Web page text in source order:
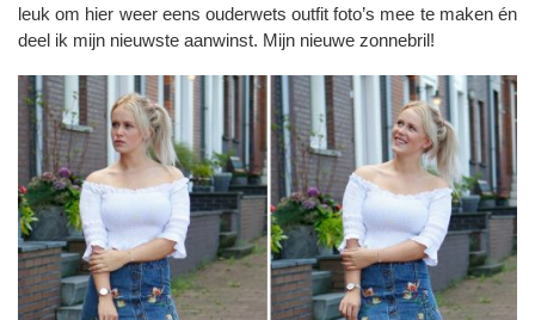
leuk om hier weer eens ouderwets outfit foto’s mee te maken én
deel ik mijn nieuwste aanwinst. Mijn nieuwe zonnebril!